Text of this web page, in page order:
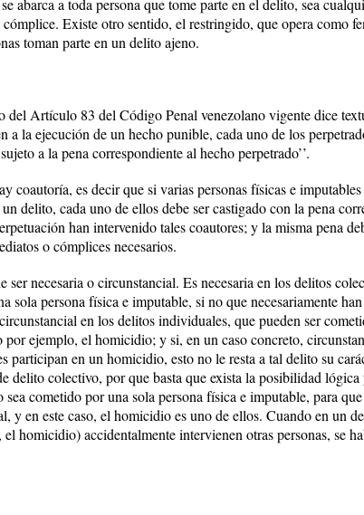
abarca a toda persona que tome parte en el delito, sea
Existe otro sentido, el restringido, que opera como
toman parte en un delito ajeno.
del Artículo 83 del Código Penal venezolano vigente dice
a la ejecución de un hecho punible, cada uno de los
a la pena correspondiente al hecho perpetrado’’.
coautoría, es decir que si varias personas físicas e
delito, cada uno de ellos debe ser castigado con la pena
han intervenido tales coautores; y la misma pena
o cómplices necesarios.
ser necesaria o circunstancial. Es necesaria en los delitos
sola persona física e imputable, si no que necesariamente
en los delitos individuales, que pueden ser
por ejemplo, el homicidio; y si, en un caso concreto,
participan en un homicidio, esto no le resta a tal delito su
delito colectivo, por que basta que exista la posibilidad
cometido por una sola persona física e imputable, para
y en este caso, el homicidio es uno de ellos. Cuando en un
homicidio) accidentalmente intervienen otras personas, se